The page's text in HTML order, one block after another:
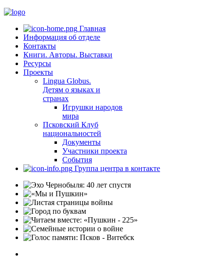
Главная
Информация об отделе
Контакты
Книги. Авторы. Выставки
Ресурсы
Проекты
Lingua Globus.
Детям о языках и
странах
Игрушки народов
мира
Псковский Клуб
национальностей
Документы
Участники проекта
События
Группа центра в контакте